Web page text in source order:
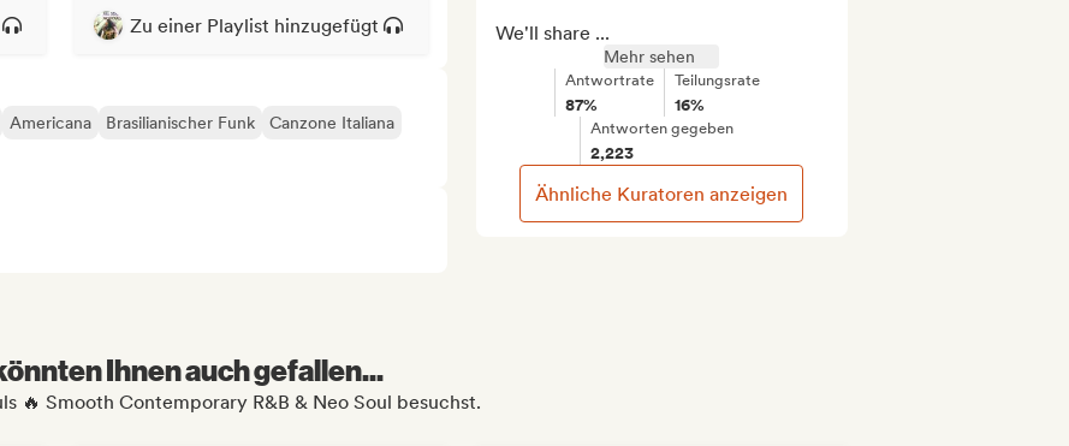
Zu einer Playlist hinzugefügt
Americana Brasilianischer Funk
Canzone Italiana
We'll share ...
Mehr sehen
Antwortrate
87%
Teilungsrate
16%
Antworten gegeben
2,223
Ähnliche Kuratoren anzeigen
Ihnen auch gefallen...
🔥 Smooth Contemporary R&B & Neo Soul besuchst.